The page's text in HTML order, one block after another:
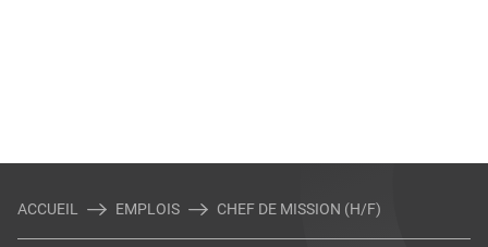
ACCUEIL EMPLOIS CHEF DE MISSION (H/F)